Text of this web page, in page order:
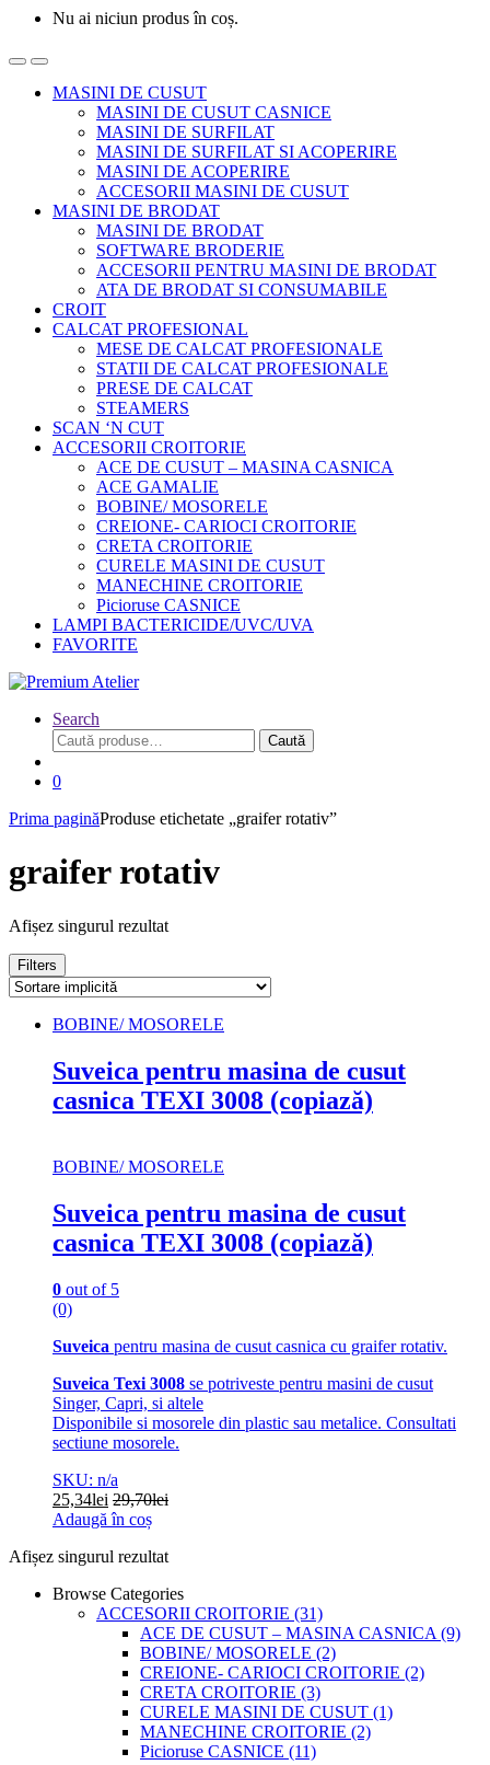
Nu ai niciun produs în coș.
MASINI DE CUSUT
MASINI DE CUSUT CASNICE
MASINI DE SURFILAT
MASINI DE SURFILAT SI ACOPERIRE
MASINI DE ACOPERIRE
ACCESORII MASINI DE CUSUT
MASINI DE BRODAT
MASINI DE BRODAT
SOFTWARE BRODERIE
ACCESORII PENTRU MASINI DE BRODAT
ATA DE BRODAT SI CONSUMABILE
CROIT
CALCAT PROFESIONAL
MESE DE CALCAT PROFESIONALE
STATII DE CALCAT PROFESIONALE
PRESE DE CALCAT
STEAMERS
SCAN ‘N CUT
ACCESORII CROITORIE
ACE DE CUSUT – MASINA CASNICA
ACE GAMALIE
BOBINE/ MOSORELE
CREIONE- CARIOCI CROITORIE
CRETA CROITORIE
CURELE MASINI DE CUSUT
MANECHINE CROITORIE
Picioruse CASNICE
LAMPI BACTERICIDE/UVC/UVA
FAVORITE
Search
Caută
după:
Caută
0
Prima paginăProduse etichetate „graifer rotativ”
graifer rotativ
Afișez singurul rezultat
Filters
BOBINE/ MOSORELE
Suveica pentru masina de cusut
casnica TEXI 3008 (copiază)
BOBINE/ MOSORELE
Suveica pentru masina de cusut
casnica TEXI 3008 (copiază)
0 out of 5
(0)
Suveica pentru masina de cusut casnica cu graifer rotativ.
Suveica Texi 3008 se potriveste pentru masini de cusut
Singer, Capri, si altele
Disponibile si mosorele din plastic sau metalice. Consultati
sectiune mosorele.
SKU: n/a
25,34lei 29,70lei
Adaugă în coș
Afișez singurul rezultat
Browse Categories
ACCESORII CROITORIE (31)
ACE DE CUSUT – MASINA CASNICA (9)
BOBINE/ MOSORELE (2)
CREIONE- CARIOCI CROITORIE (2)
CRETA CROITORIE (3)
CURELE MASINI DE CUSUT (1)
MANECHINE CROITORIE (2)
Picioruse CASNICE (11)